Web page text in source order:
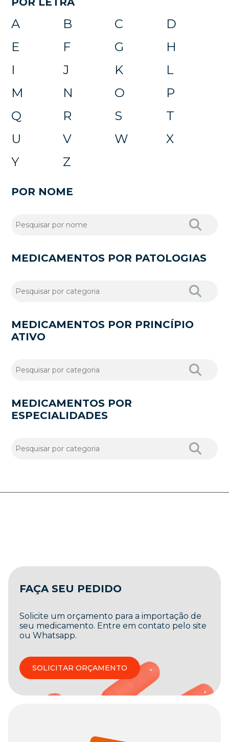
A B C
D
E
F G
H
I
J K
L
M
N O
P
Q
R S
T
U
V W
X
Y
Z
POR NOME
MEDICAMENTOS POR PATOLOGIAS
MEDICAMENTOS POR PRINCÍPIO
ATIVO
MEDICAMENTOS POR
ESPECIALIDADES
FAÇA SEU PEDIDO
Solicite um orçamento para a importação de
seu medicamento. Entre em contato pelo site
ou Whatsapp.
SOLICITAR ORÇAMENTO